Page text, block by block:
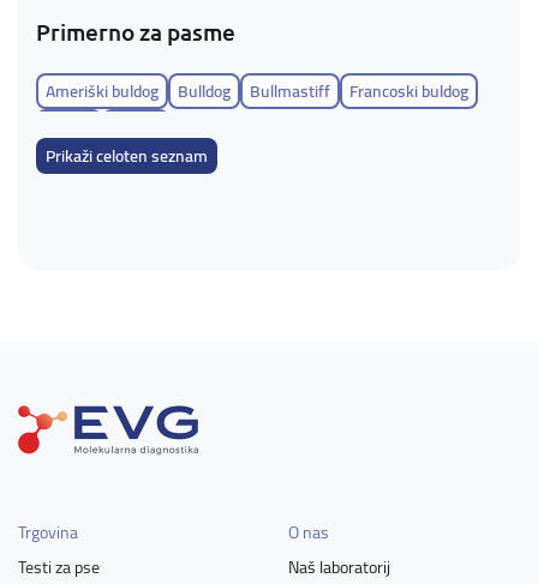
Primerno za pasme
Ameriški buldog Bulldog Bullmastiff
Francoski buldog
Prikaži celoten seznam
Trgovina
Testi za pse
O nas
Naš laboratorij